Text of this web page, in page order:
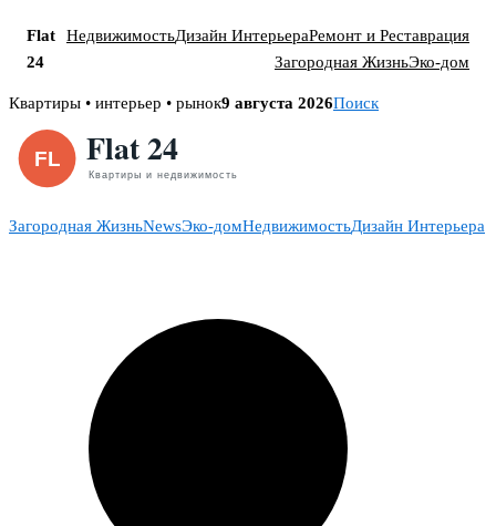
Flat
24
НедвижимостьДизайн ИнтерьераРемонт и Реставрация
Загородная ЖизньЭко-дом
Skip
content
Квартиры • интерьер • рынок9 августа 2026Поиск
Загородная ЖизньNewsЭко-домНедвижимостьДизайн Интерьера